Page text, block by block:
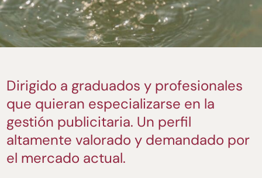
Dirigido a graduados y profesionales
que quieran especializarse en la
gestión publicitaria. Un perfil
altamente valorado y demandado por
el mercado actual.